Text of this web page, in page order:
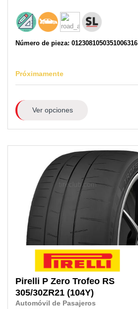
Número de pieza: 0123081050351006316
Próximamente
Ver opciones
Pirelli P Zero Trofeo RS
305/30ZR21 (104Y)
Automóvil de Pasajeros